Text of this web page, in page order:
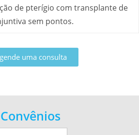
de pterígio com transplante de
sem pontos.
uma consulta
Convênios